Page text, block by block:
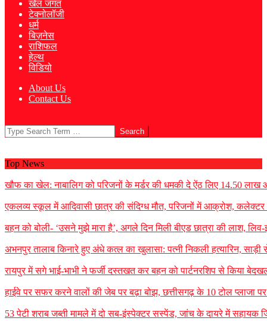
खेल जगत
टेक्नोलॉजी
धर्म
बिज़नेस
राशिफल
हेल्थ
विडियो
About Us
Contact Us
Search
Top News
खौफ का खेल: नाबालिग को परिजनों के मर्डर की धमकी दे ऐंठ लिए 14.50 लाख
एकलव्य स्कूल में आदिवासी छात्र की संदिग्ध मौत, परिजनों में आक्रोश, कलेक्टर ने
बहन को बोली- ‘उसने मुझे मारा है’, अगले दिन मिली बीएड छात्रा की लाश,
अभनपुर तालाब किनारे हुए अंधे कत्ल का खुलासा: पत्नी निकली हत्यारिन, साड़ी
रायपुर में सगे भाई-भाभी ने फर्जी दस्तखत कर बहन को पार्टनरशिप से किया
हाईवे पर सफर करने वालों की जेब पर बढ़ा बोझ, छत्तीसगढ़ के 10 टोल प्लाजा
53 पेटी शराब जब्ती मामले में दो सब-इंस्पेक्टर सस्पेंड, जांच के दायरे में सहायक